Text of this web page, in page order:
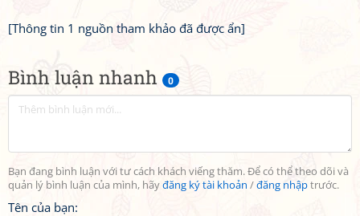
Bình luận nhanh 0
Bạn đang bình luận với tư cách khách viếng thăm. Để có thể theo dõi và
quản lý bình luận của mình, hãyđăng ký tài khoản /đăng nhậptrước.
Tên của bạn:
[Thông tin 1 nguồn tham khảo đã được ẩn]